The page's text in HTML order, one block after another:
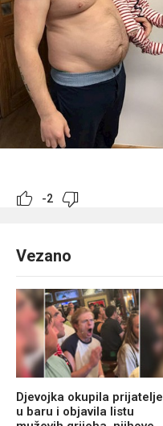
-2
Vezano
Djevojka okupila prijatelje
u baru i objavila listu